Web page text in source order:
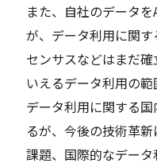
また、自社のデータ
が、データ利用に関
センサスなどはまだ
いえるデータ利用の範
データ利用に関する
るが、今後の技術革
課題、国際的なデー